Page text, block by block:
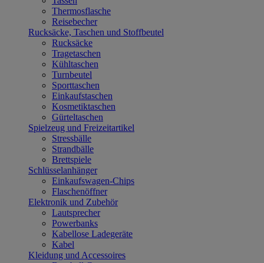
Thermosflasche
Reisebecher
Rucksäcke, Taschen und Stoffbeutel
Rucksäcke
Tragetaschen
Kühltaschen
Turnbeutel
Sporttaschen
Einkaufstaschen
Kosmetiktaschen
Gürteltaschen
Spielzeug und Freizeitartikel
Stressbälle
Strandbälle
Brettspiele
Schlüsselanhänger
Einkaufswagen-Chips
Flaschenöffner
Elektronik und Zubehör
Lautsprecher
Powerbanks
Kabellose Ladegeräte
Kabel
Kleidung und Accessoires